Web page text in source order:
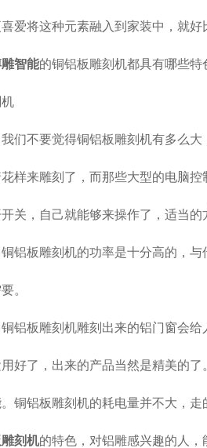
爱将这种元素融入到家装中，就好
智能的铜铝板雕刻机都具有哪些特
们不要觉得铜铝板雕刻机有多么
样来雕刻了，而那些大型的电脑
关，自己就能够来操作了，适当的
铝板雕刻机的功率是十分高的，
。
铝板雕刻机雕刻出来的铝门窗会
好了，出来的产品当然是精美的了
铜铝板雕刻机的耗电量并不大，
刻机的特色，对铝雕感兴趣的人